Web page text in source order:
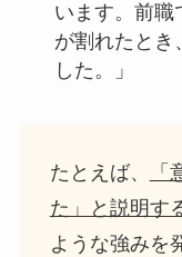
います。前職
が割れたとき
した。」
たとえば、
た」と説明す
ような強みを